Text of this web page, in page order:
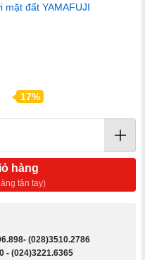
mặt đất YAMAFUJI
17%
hàng
tận tay)
- (028)3510.2786
- (024)3221.6365